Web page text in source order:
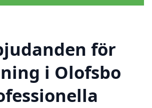
för
i Olofsbo